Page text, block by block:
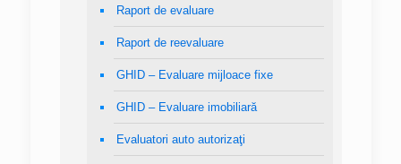
Raport de evaluare
Raport de reevaluare
GHID – Evaluare mijloace fixe
GHID – Evaluare imobiliară
Evaluatori auto autorizaţi